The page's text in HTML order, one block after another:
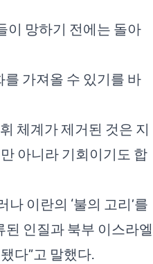
이 망하기 전에는 돌아
가져올 수 있기를 바
체계가 제거된 것은 지
아니라 기회이기도 합
이란의 ‘불의 고리’를
인질과 북부 이스라엘
다”고 말했다.